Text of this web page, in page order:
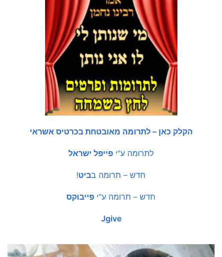
הקלק כאן – לתרומה מאובטחת בכרטיס אשראי
לתרומה ע"י פייפל ישראל
חדש – תרומה בביט!
חדש – תרומה ע"י פייבוקס
Jgive